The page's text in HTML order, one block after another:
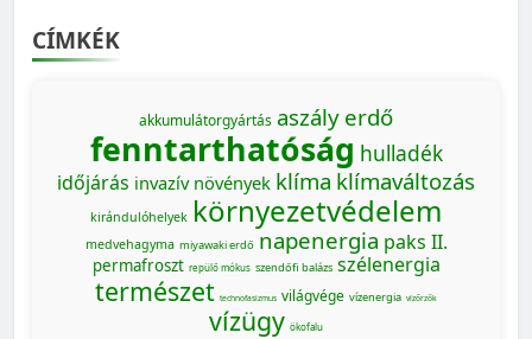
CÍMKÉK
akkumulátorgyártás aszály erdő
fenntarthatóság hulladék
időjárás invazív növények klíma klímaváltozás
kirándulóhelyek környezetvédelem
medvehagyma miyawaki erdő napenergia paks II.
permafroszt repülő mókus szendőfi balázs szélenergia
természet technofasizmus világvége vízenergia vízőrzők
vízügy ökofalu